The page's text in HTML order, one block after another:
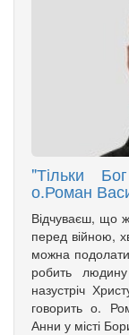
"Тільки
о.Роман
Відчуваєш, що
перед війною,
можна
робить
назустріч
говорить о.
Анни у місті